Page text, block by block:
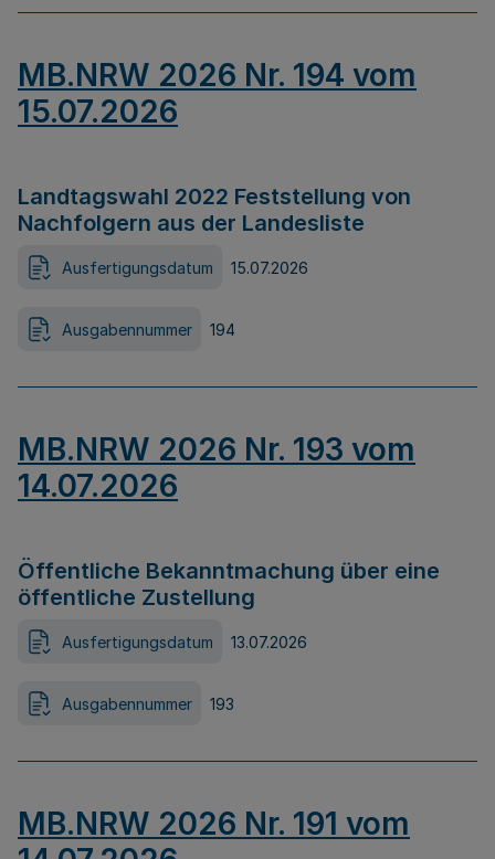
MB.NRW 2026 Nr. 194 vom
15.07.2026
Landtagswahl 2022 Feststellung von
Nachfolgern aus der Landesliste
Ausfertigungsdatum 15.07.2026
Ausgabennummer 194
MB.NRW 2026 Nr. 193 vom
14.07.2026
Öffentliche Bekanntmachung über eine
öffentliche Zustellung
Ausfertigungsdatum 13.07.2026
Ausgabennummer 193
MB.NRW 2026 Nr. 191 vom